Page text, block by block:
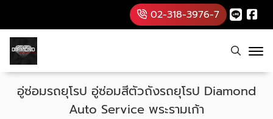
02-318-3976-7
อู่ซ่อมรถยุโรป อู่ซ่อมสีตัวถังรถยุโรป Diamond
Auto Service พระรามเก้า